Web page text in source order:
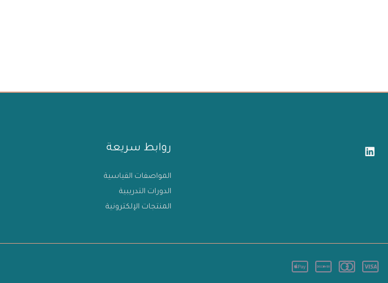
روابط سريعة
المواصفات القياسية
الدورات التدريبية
المنتجات الإلكترونية